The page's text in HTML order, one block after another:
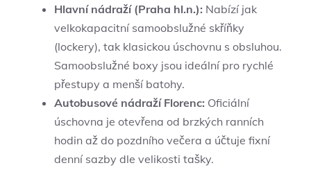
Hlavní nádraží (Praha hl.n.): Nabízí jak
velkokapacitní samoobslužné skříňky
(lockery), tak klasickou úschovnu s obsluhou.
Samoobslužné boxy jsou ideální pro rychlé
přestupy a menší batohy.
Autobusové nádraží Florenc: Oficiální
úschovna je otevřena od brzkých ranních
hodin až do pozdního večera a účtuje fixní
denní sazby dle velikosti tašky.